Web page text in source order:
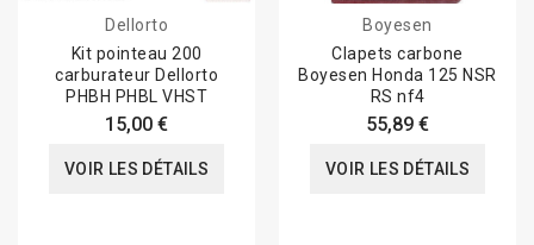
Dellorto
Kit pointeau 200
carburateur Dellorto
PHBH PHBL VHST
15,00 €
VOIR LES DÉTAILS
Boyesen
Clapets carbone
Boyesen Honda 125 NSR
RS nf4
55,89 €
VOIR LES DÉTAILS